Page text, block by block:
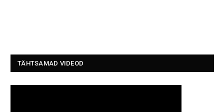
TÄHTSAMAD VIDEOD